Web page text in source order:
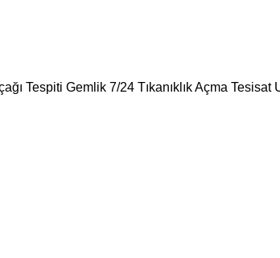
Tespiti Gemlik 7/24 Tıkanıklık Açma Tesisat